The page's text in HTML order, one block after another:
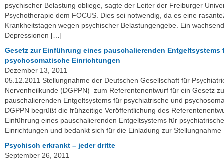
psychischer Belastung obliege, sagte der Leiter der Freiburger
Psychotherapie dem FOCUS. Dies sei notwendig, da es eine
Krankheitstagen wegen psychischer Belastungengebe. Ein
Depressionen […]
Gesetz zur Einführung eines pauschalierenden
psychosomatische Einrichtungen
Dezember 13, 2011
05.12.2011 Stellungnahme der Deutschen Gesellschaft für
Nervenheilkunde (DGPPN) zum Referentenentwurf für ein Gesetz
pauschalierenden Entgeltsystems für psychiatrische und
DGPPN begrüßt die frühzeitige Veröffentlichung des
Einführung eines pauschalierenden Entgeltsystems für
Einrichtungen und bedankt sich für die Einladung zur
Psychisch erkrankt – jeder dritte
September 26, 2011